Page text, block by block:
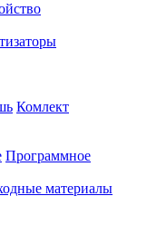
Комлект
Программное
материалы